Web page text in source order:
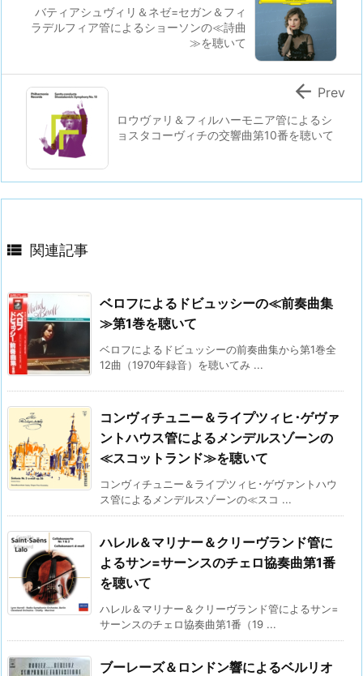
バティアシュヴィリ＆ネゼ=セガン＆フィ
ラデルフィア管によるショーソンの≪詩曲
≫を聴いて
ロウヴァリ＆フィルハーモニア管によるシ
ョスタコーヴィチの交響曲第10番を聴いて
 Prev
 関連記事
ベロフによるドビュッシーの≪前奏曲集
≫第1巻を聴いて
ベロフによるドビュッシーの前奏曲集から第1巻全
12曲（1970年録音）を聴いてみ ...
コンヴィチュニー＆ライプツィヒ･ゲヴァ
ントハウス管によるメンデルスゾーンの
≪スコットランド≫を聴いて
コンヴィチュニー＆ライプツィヒ･ゲヴァントハウ
ス管によるメンデルスゾーンの≪スコ ...
ハレル＆マリナー＆クリーヴランド管に
よるサン=サーンスのチェロ協奏曲第1番
を聴いて
ハレル＆マリナー＆クリーヴランド管によるサン=
サーンスのチェロ協奏曲第1番（19 ...
ブーレーズ＆ロンドン響によるベルリオ